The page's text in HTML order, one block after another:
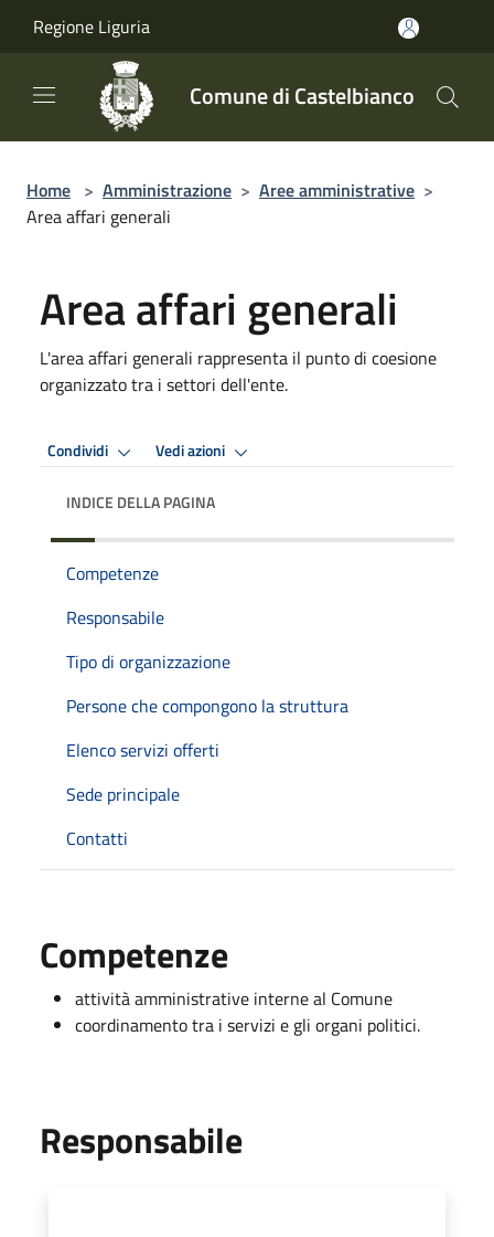
Regione Liguria
Comune di Castelbianco
Home > Amministrazione > Aree amministrative >
Area affari generali
Area affari generali
L'area affari generali rappresenta il punto di coesione
organizzato tra i settori dell'ente.
Condividi Vedi azioni
INDICE DELLA PAGINA
Competenze
Responsabile
Tipo di organizzazione
Persone che compongono la struttura
Elenco servizi offerti
Sede principale
Contatti
Competenze
attività amministrative interne al Comune
coordinamento tra i servizi e gli organi politici.
Responsabile